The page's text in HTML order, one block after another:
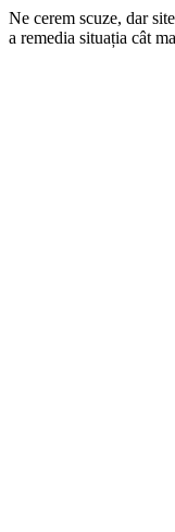
Ne cerem scuze, dar
a remedia situația cât